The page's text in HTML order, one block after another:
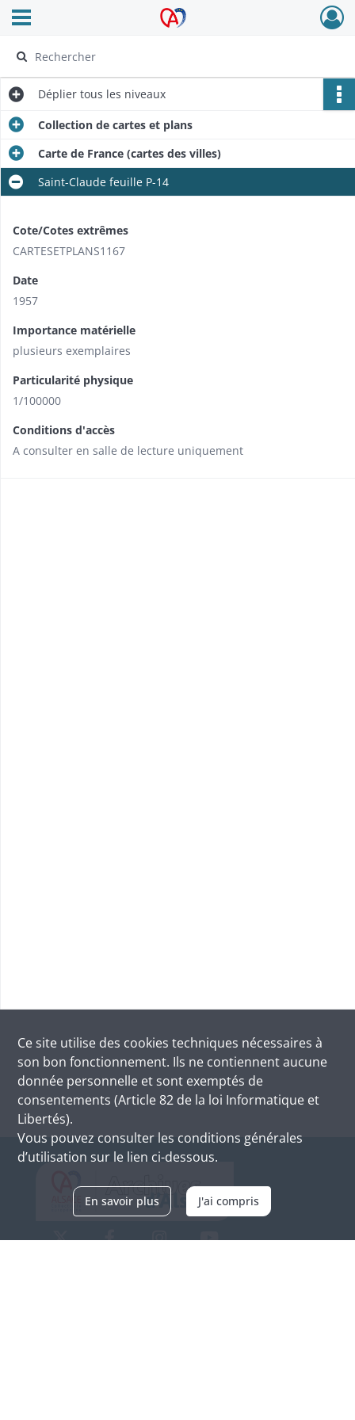
Archives Alsace - Colmar
Ouvrir le menu déroulant
Déplier tous les niveaux
Collection de cartes et plans
Carte de France (cartes des villes)
Saint-Claude feuille P-14
Cote/Cotes extrêmes
CARTESETPLANS1167
Date
1957
Importance matérielle
plusieurs exemplaires
Particularité physique
1/100000
Conditions d'accès
A consulter en salle de lecture uniquement​
Ce site utilise des cookies techniques nécessaires à
son bon fonctionnement. Ils ne contiennent aucune
donnée personnelle et sont exemptés de
consentements (Article 82 de la loi Informatique et
Libertés).
Vous pouvez consulter les conditions générales
d’utilisation sur le lien ci-dessous.
En savoir plus J'ai compris